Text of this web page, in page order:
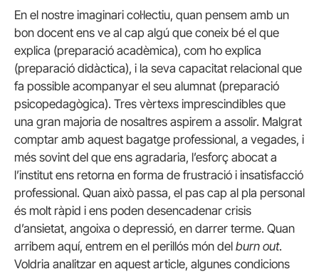
En el nostre imaginari col·lectiu, quan pensem amb un
bon docent ens ve al cap algú que coneix bé el que
explica (preparació acadèmica), com ho explica
(preparació didàctica), i la seva capacitat relacional que
fa possible acompanyar el seu alumnat (preparació
psicopedagògica). Tres vèrtexs imprescindibles que
una gran majoria de nosaltres aspirem a assolir. Malgrat
comptar amb aquest bagatge professional, a vegades, i
més sovint del que ens agradaria, l’esforç abocat a
l’institut ens retorna en forma de frustració i insatisfacció
professional. Quan això passa, el pas cap al pla personal
és molt ràpid i ens poden desencadenar crisis
d’ansietat, angoixa o depressió, en darrer terme. Quan
arribem aquí, entrem en el perillós món del burn out.
Voldria analitzar en aquest article, algunes condicions